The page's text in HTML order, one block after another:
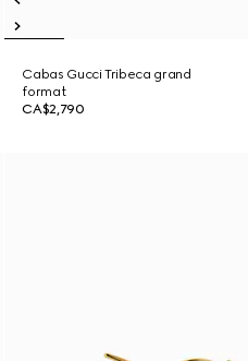
Cabas Gucci Tribeca grand
format
CA$2,790